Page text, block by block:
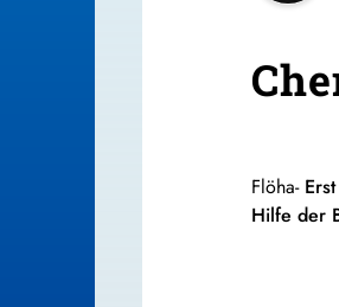
Flöha-
Hilfe der